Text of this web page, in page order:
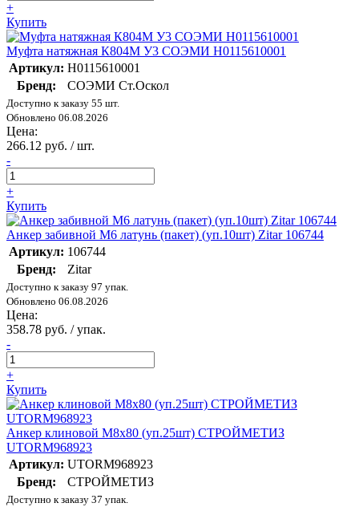
+
Купить
Муфта натяжная К804М У3 СОЭМИ Н0115610001
Артикул: Н0115610001
Бренд:
СОЭМИ Ст.Оскол
Доступно к заказу 55 шт.
Обновлено 06.08.2026
Цена:
266.12 руб. / шт.
-
+
Купить
Анкер забивной М6 латунь (пакет) (уп.10шт) Zitar 106744
Артикул: 106744
Бренд:
Zitar
Доступно к заказу 97 упак.
Обновлено 06.08.2026
Цена:
358.78 руб. / упак.
-
+
Купить
Анкер клиновой М8х80 (уп.25шт) СТРОЙМЕТИЗ
UTORM968923
Артикул: UTORM968923
Бренд:
СТРОЙМЕТИЗ
Доступно к заказу 37 упак.